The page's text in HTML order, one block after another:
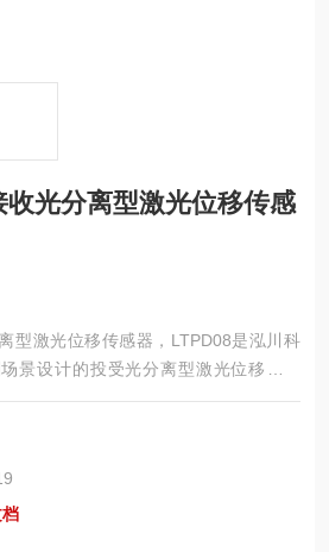
光分离型激光位移传感
型激光位移传感器，LTPD08是泓川科
景设计的投受光分离型激光位移传感
学结构，突破传统传感器限制，适用于
移检测新标准！